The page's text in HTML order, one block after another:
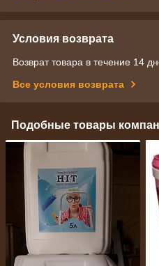
Условия возврата
Возврат товара в течение 14
Все условия возврата
Подобные товары